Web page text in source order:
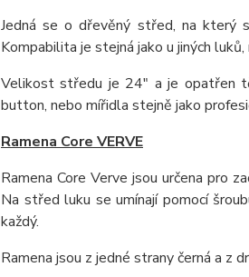
Jedná se o dřevěný střed, na který
Kompabilita je stejná jako u jiných
Velikost středu je 24" a je opatřen
button, nebo mířidla stejně jako
Ramena Core VERVE
Ramena Core Verve jsou určena pro
Na střed luku se umínají pomocí
každý.
Ramena jsou z jedné strany černá a z